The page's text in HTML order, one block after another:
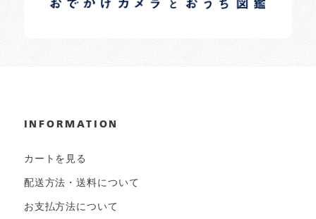
INFORMATION
カートを見る
配送方法・送料について
お支払方法について